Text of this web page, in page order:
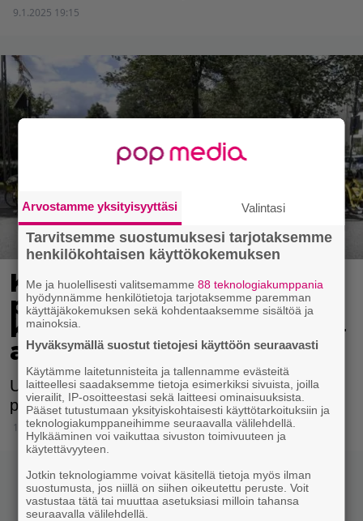
9.1.2025 19:15
Kaupunkipyörät voivat
pian saada monen
kaipaaman uudistuksen –
asia käsittelyssä
Uudistus palvelisi pyöräilijöitä entistäkin
paremmin.
11.9.2024 20:15
Arvostamme yksityisyyttäsi Valintasi
Tarvitsemme suostumuksesi tarjotaksemme
henkilökohtaisen käyttökokemuksen
Me ja huolellisesti valitsemamme88 teknologiakumppania
hyödynnämme henkilötietoja tarjotaksemme paremman
käyttäjäkokemuksen sekä kohdentaaksemme sisältöä ja
mainoksia.
Hyväksymällä suostut tietojesi käyttöön seuraavasti
Käytämme laitetunnisteita ja tallennamme evästeitä
laitteellesi saadaksemme tietoja esimerkiksi sivuista, joilla
vierailit, IP-osoitteestasi sekä laitteesi ominaisuuksista.
Pääset tutustumaan yksityiskohtaisesti käyttötarkoituksiin ja
teknologiakumppaneihimme seuraavalla välilehdellä.
Hylkääminen voi vaikuttaa sivuston toimivuuteen ja
käytettävyyteen.
Jotkin teknologiamme voivat käsitellä tietoja myös ilman
suostumusta, jos niillä on siihen oikeutettu peruste. Voit
vastustaa tätä tai muuttaa asetuksiasi milloin tahansa
seuraavalla välilehdellä.